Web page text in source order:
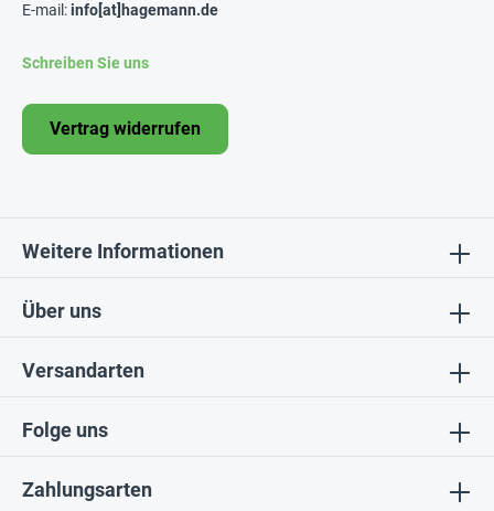
Folge uns
Über uns
E-mail:info[at]hagemann.de
Schreiben Sie uns
Vertrag widerrufen
Weitere Informationen
Zahlungsarten
Versandarten